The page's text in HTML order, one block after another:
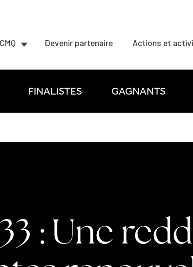
Devenir partenaire Actions et
FINALISTES GAGNANTS
: Une